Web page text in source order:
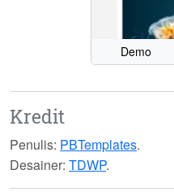
Demo
Kredit
Penulis: PBTemplates.
Desainer: TDWP.